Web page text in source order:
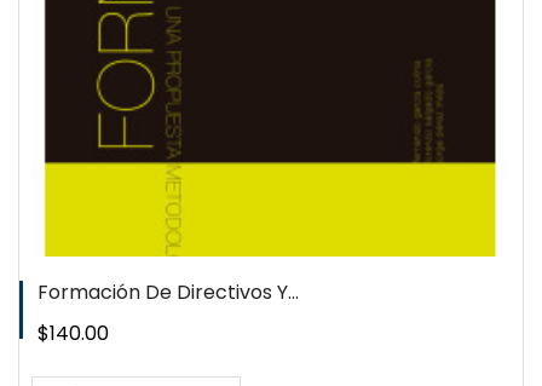
Formación De Directivos Y...
Precio
$140.00